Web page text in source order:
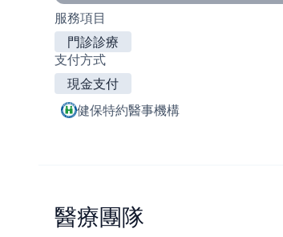
服務項目
門診診療
支付方式
現金支付
健保特約醫事機構
醫療團隊